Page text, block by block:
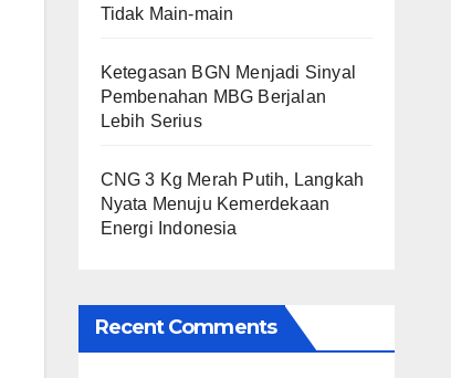
Tidak Main-main
Ketegasan BGN Menjadi Sinyal
Pembenahan MBG Berjalan
Lebih Serius
CNG 3 Kg Merah Putih, Langkah
Nyata Menuju Kemerdekaan
Energi Indonesia
Recent Comments